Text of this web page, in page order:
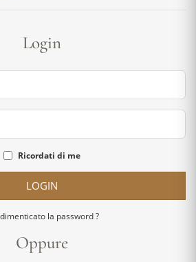
Login
Ricordati di me
LOGIN
la password ?
Oppure